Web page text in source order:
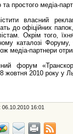
простого медіа-
власний
до офіційних
Окрім того,
каталозі
медіа-партнери
форум
2010 року у
06.10.2010 16:01